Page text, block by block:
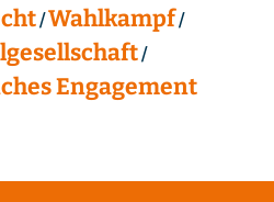
Wahlkampf
Engagement